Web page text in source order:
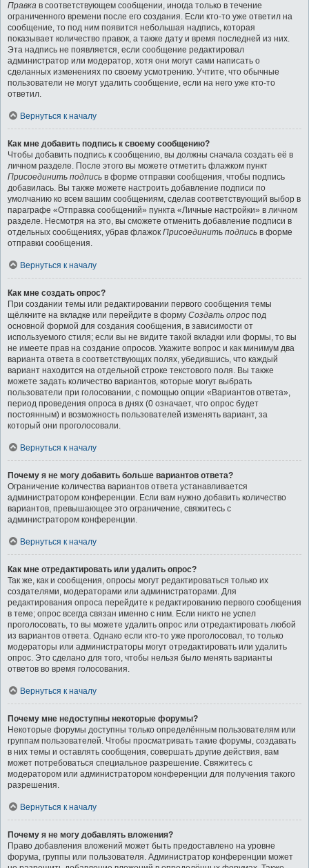
Правка в соответствующем сообщении, иногда только в течение
ограниченного времени после его создания. Если кто-то уже ответил на
сообщение, то под ним появится небольшая надпись, которая
показывает количество правок, а также дату и время последней из них.
Эта надпись не появляется, если сообщение редактировал
администратор или модератор, хотя они могут сами написать о
сделанных изменениях по своему усмотрению. Учтите, что обычные
пользователи не могут удалить сообщение, если на него уже кто-то
ответил.
Вернуться к началу
Как мне добавить подпись к своему сообщению?
Чтобы добавить подпись к сообщению, вы должны сначала создать её в
личном разделе. После этого вы можете отметить флажком пункт
Присоединить подпись в форме отправки сообщения, чтобы подпись
добавилась. Вы также можете настроить добавление подписи по
умолчанию ко всем вашим сообщениям, сделав соответствующий выбор в
параграфе «Отправка сообщений» пункта «Личные настройки» в личном
разделе. Несмотря на это, вы сможете отменить добавление подписи в
отдельных сообщениях, убрав флажок Присоединить подпись в форме
отправки сообщения.
Вернуться к началу
Как мне создать опрос?
При создании темы или редактировании первого сообщения темы
щёлкните на вкладке или перейдите в форму Создать опрос под
основной формой для создания сообщения, в зависимости от
используемого стиля; если вы не видите такой вкладки или формы, то вы
не имеете прав на создание опросов. Укажите вопрос и как минимум два
варианта ответа в соответствующих полях, убедившись, что каждый
вариант находится на отдельной строке текстового поля. Вы также
можете задать количество вариантов, которые могут выбрать
пользователи при голосовании, с помощью опции «Вариантов ответа»,
период проведения опроса в днях (0 означает, что опрос будет
постоянным) и возможность пользователей изменять вариант, за
который они проголосовали.
Вернуться к началу
Почему я не могу добавить больше вариантов ответа?
Ограничение количества вариантов ответа устанавливается
администратором конференции. Если вам нужно добавить количество
вариантов, превышающее это ограничение, свяжитесь с
администратором конференции.
Вернуться к началу
Как мне отредактировать или удалить опрос?
Так же, как и сообщения, опросы могут редактироваться только их
создателями, модераторами или администраторами. Для
редактирования опроса перейдите к редактированию первого сообщения
в теме; опрос всегда связан именно с ним. Если никто не успел
проголосовать, то вы можете удалить опрос или отредактировать любой
из вариантов ответа. Однако если кто-то уже проголосовал, то только
модераторы или администраторы могут отредактировать или удалить
опрос. Это сделано для того, чтобы нельзя было менять варианты
ответов во время голосования.
Вернуться к началу
Почему мне недоступны некоторые форумы?
Некоторые форумы доступны только определённым пользователям или
группам пользователей. Чтобы просматривать такие форумы, создавать
в них темы и оставлять сообщения, совершать другие действия, вам
может потребоваться специальное разрешение. Свяжитесь с
модератором или администратором конференции для получения такого
разрешения.
Вернуться к началу
Почему я не могу добавлять вложения?
Право добавления вложений может быть предоставлено на уровне
форума, группы или пользователя. Администратор конференции может